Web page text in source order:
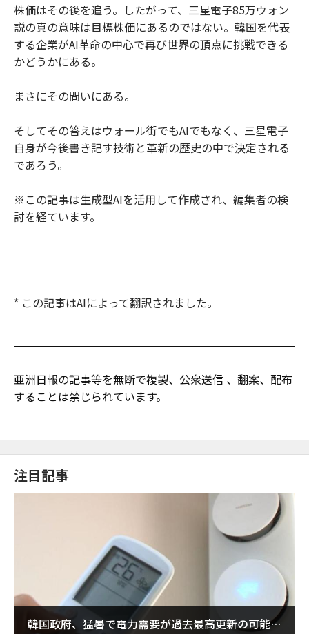
株価はその後を追う。したがって、三星電子85万ウォン
説の真の意味は目標株価にあるのではない。韓国を代表
する企業がAI革命の中心で再び世界の頂点に挑戦できる
かどうかにある。
まさにその問いにある。
そしてその答えはウォール街でもAIでもなく、三星電子
自身が今後書き記す技術と革新の歴史の中で決定される
であろう。
※この記事は生成型AIを活用して作成され、編集者の検
討を経ています。
* この記事はAIによって翻訳されました。
亜洲日報の記事等を無断で複製、公衆送信 、翻案、配布
することは禁じられています。
注目記事
韓国政府、猛暑で電力需要が過去最高更新の可能性